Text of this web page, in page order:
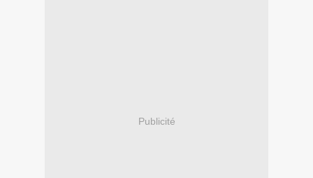
Publicité